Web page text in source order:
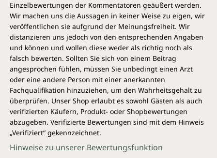
Einzelbewertungen der Kommentatoren geäußert werden.
Wir machen uns die Aussagen in keiner Weise zu eigen, wir
veröffentlichen sie aufgrund der Meinungsfreiheit. Wir
distanzieren uns jedoch von den entsprechenden Angaben
und können und wollen diese weder als richtig noch als
falsch bewerten. Sollten Sie sich von einem Beitrag
angesprochen fühlen, müssen Sie unbedingt einen Arzt
oder eine andere Person mit einer anerkannten
Fachqualifikation hinzuziehen, um den Wahrheitsgehalt zu
überprüfen. Unser Shop erlaubt es sowohl Gästen als auch
verifizierten Käufern, Produkt- oder Shopbewertungen
abzugeben. Verifizierte Bewertungen sind mit dem Hinweis
„Verifiziert“ gekennzeichnet.
Hinweise zu unserer Bewertungsfunktion